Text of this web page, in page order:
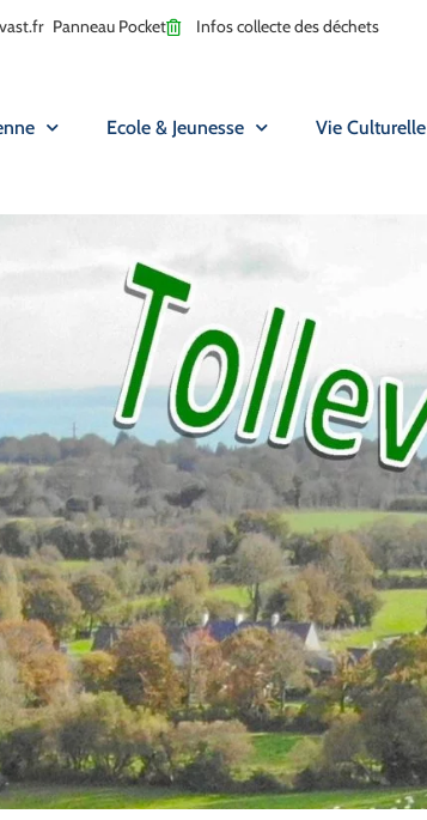
Panneau Pocket Infos collecte des déchets
Ecole & Jeunesse Vie Culturelle